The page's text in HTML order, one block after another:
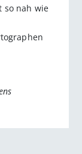
so nah wie